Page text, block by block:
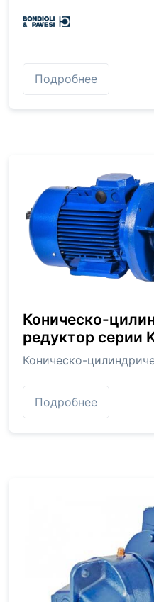
Подробнее
Коническо-
редуктор серии
Коническо-
Подробнее